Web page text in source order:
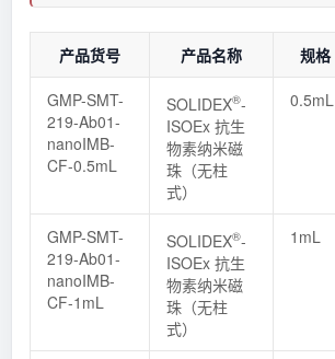
产品货号 产品名称 规格
GMP-SMT-
219-Ab01-
nanoIMB-
CF-0.5mL
SOLIDEX®-
ISOEx 抗生
物素纳米磁
珠（无柱
式）
0.5mL
GMP-SMT-
219-Ab01-
nanoIMB-
CF-1mL
SOLIDEX®-
ISOEx 抗生
物素纳米磁
珠（无柱
式）
1mL